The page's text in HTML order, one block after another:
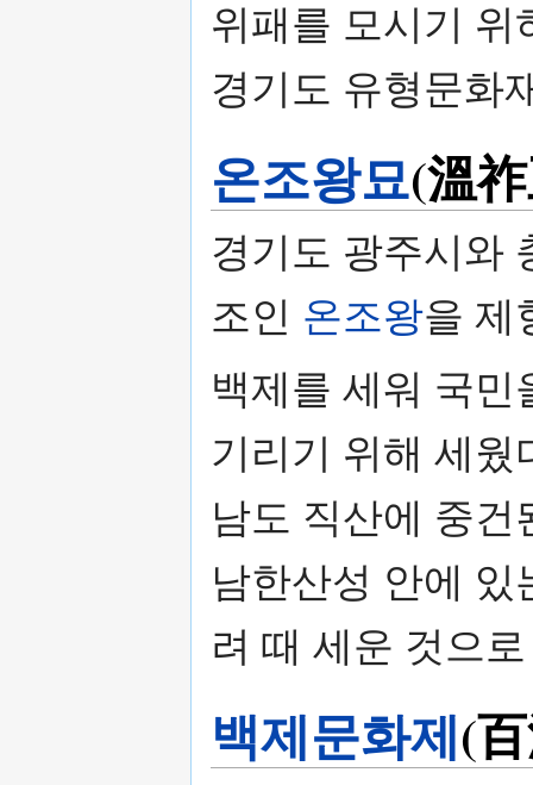
위패를 모시기 위
경기도 유형문화
온조왕묘(溫
경기도 광주시와
조인 온조왕을 제
백제를 세워 국
기리기 위해 세웠
남도 직산에 중
남한산성 안에
려 때 세운 것으
백제문화제(